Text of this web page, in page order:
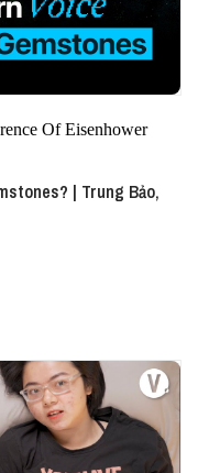
Of Eisenhower
| Trung Bảo,